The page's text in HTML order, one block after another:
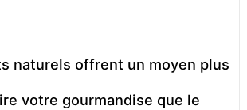
naturels offrent un moyen plus
votre gourmandise que le